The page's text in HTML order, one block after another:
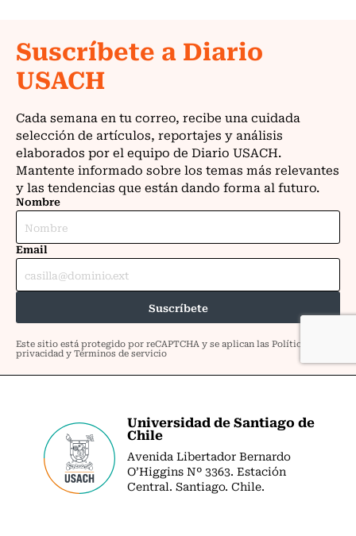
Universidad de Santiago de
Chile
Avenida Libertador Bernardo
O’Higgins Nº 3363. Estación
Central. Santiago. Chile.